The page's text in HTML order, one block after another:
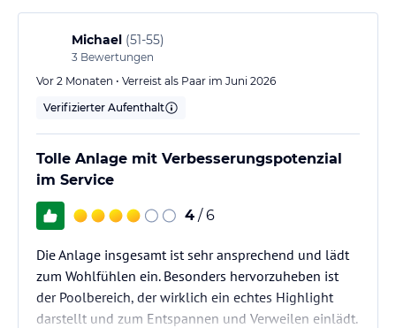
Michael (51-55)
3 Bewertungen
Vor 2 Monaten • Verreist als Paar im Juni 2026
Verifizierter Aufenthalt
Tolle Anlage mit Verbesserungspotenzial
im Service
4 / 6
Die Anlage insgesamt ist sehr ansprechend und lädt
zum Wohlfühlen ein. Besonders hervorzuheben ist
der Poolbereich, der wirklich ein echtes Highlight
darstellt und zum Entspannen und Verweilen einlädt.